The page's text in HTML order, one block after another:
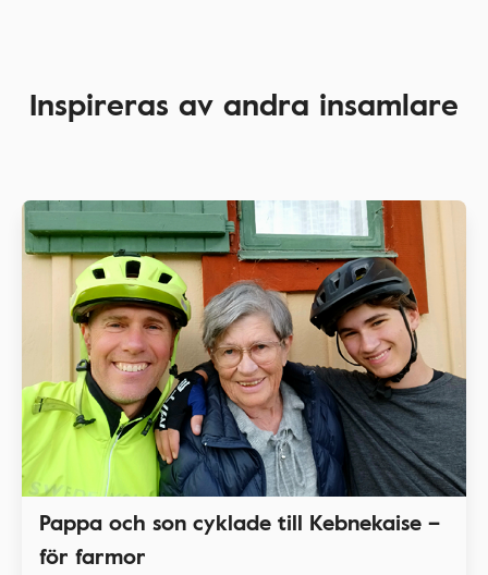
Inspireras av andra insamlare
Pappa och son cyklade till Kebnekaise –
för farmor